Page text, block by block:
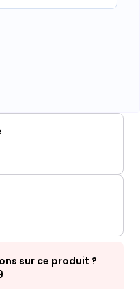
sur ce produit ?